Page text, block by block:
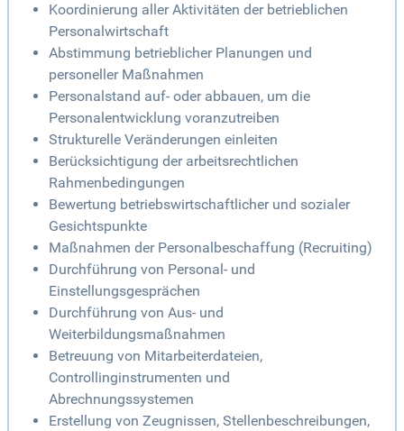
Koordinierung aller Aktivitäten der betrieblichen
Personalwirtschaft
Abstimmung betrieblicher Planungen und
personeller Maßnahmen
Personalstand auf- oder abbauen, um die
Personalentwicklung voranzutreiben
Strukturelle Veränderungen einleiten
Berücksichtigung der arbeitsrechtlichen
Rahmenbedingungen
Bewertung betriebswirtschaftlicher und sozialer
Gesichtspunkte
Maßnahmen der Personalbeschaffung (Recruiting)
Durchführung von Personal- und
Einstellungsgesprächen
Durchführung von Aus- und
Weiterbildungsmaßnahmen
Betreuung von Mitarbeiterdateien,
Controllinginstrumenten und
Abrechnungssystemen
Erstellung von Zeugnissen, Stellenbeschreibungen,